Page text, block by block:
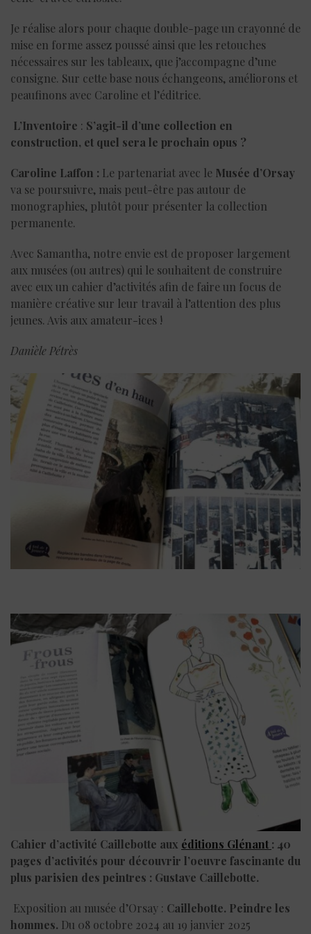
Je réalise alors pour chaque double-page un crayonné de
mise en forme assez poussé ainsi que les retouches
nécessaires sur les tableaux, que j’accompagne d’une
consigne. Sur cette base nous échangeons, améliorons et
peaufinons avec Caroline et l’éditrice.
L’Inventoire : S’agit-il d’une collection en
construction, et quel sera le prochain opus ?
Caroline Laffon : Le partenariat avec le Musée d’Orsay
va se poursuivre, mais peut-être pas autour de
monographies, plutôt pour présenter la collection
permanente.
Avec Samantha, notre envie est de proposer largement
aux musées (ou autres) qui le souhaitent de construire
avec eux un cahier d’activités afin de faire un focus de
manière créative sur leur travail à l’attention des plus
jeunes. Avis aux amateur-ices !
Danièle Pétrès
Cahier d’activité Caillebotte aux éditions Glénant : 40
pages d’activités pour découvrir l’oeuvre fascinante du
plus parisien des peintres : Gustave Caillebotte.
Exposition au musée d’Orsay : Caillebotte. Peindre les
hommes. Du 08 octobre 2024 au 19 janvier 2025